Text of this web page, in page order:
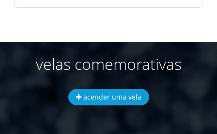
velas comemorativas
acender uma vela